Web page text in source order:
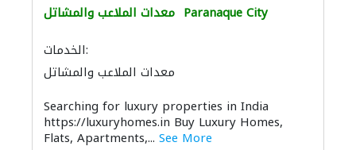
معدات الملاعب والمشاتل Paranaque City
الخدمات:
معدات الملاعب والمشاتل
Searching for luxury properties in India
https://luxuryhomes.in Buy Luxury Homes,
Flats, Apartments,... See More